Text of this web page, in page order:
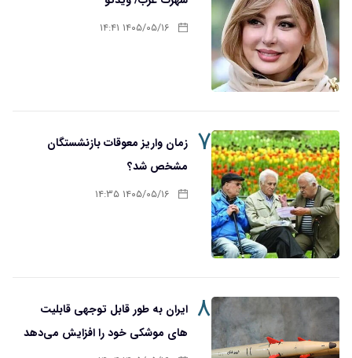
۱۴۰۵/۰۵/۱۶ ۱۴:۴۱
۷ زمان واریز معوقات بازنشستگان
مشخص شد؟
۱۴۰۵/۰۵/۱۶ ۱۴:۳۵
۸ ایران به طور قابل توجهی قابلیت
های موشکی خود را افزایش می‌دهد